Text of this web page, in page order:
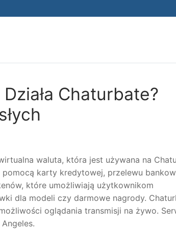
Chaturbate?
waluta, która jest używana na
karty kredytowej, przelewu
które umożliwiają użytkownikom
dla modeli czy darmowe nagrody.
oglądania transmisji na żywo.